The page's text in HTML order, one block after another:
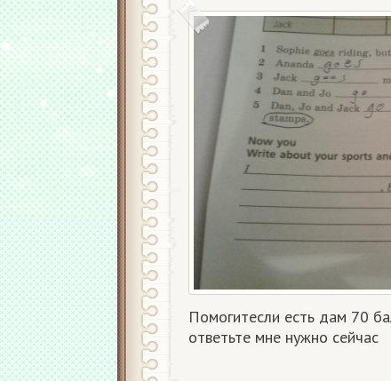
Помогитесли есть дам 70
ответьте мне нужно сейчас